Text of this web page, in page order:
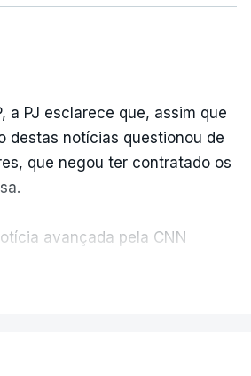
a PJ esclarece que, assim que
destas notícias questionou de
que negou ter contratado os
avançada pela CNN
processo disciplinar, por não